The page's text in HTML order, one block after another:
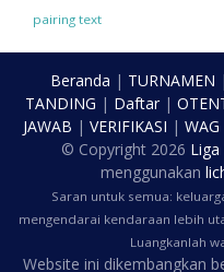
pairing text
Beranda | TURNAMEN |
TANDING | Daftar|
JAWAB | VERIFIKASI | WAG
© Copyright 2026
menggunakan
Saran untuk semua:
mengendarai kendaraan lebih
Luangkanlah
Website ini dikembangkan